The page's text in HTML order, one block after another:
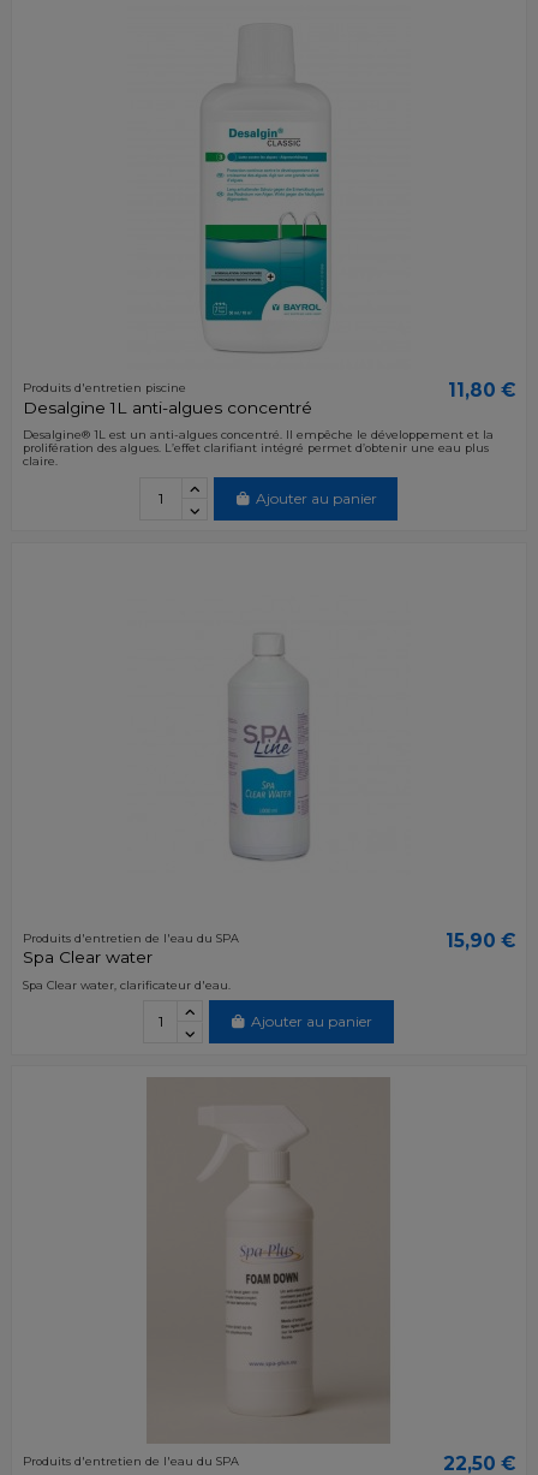
Produits d'entretien piscine
Desalgine 1L anti-algues concentré
11,80 €
Desalgine® 1L est un anti-algues concentré. Il empêche le développement et la
prolifération des algues. L’effet clarifiant intégré permet d’obtenir une eau plus
claire.
Ajouter au panier
Produits d'entretien de l'eau du SPA
Spa Clear water
15,90 €
Spa Clear water, clarificateur d'eau.
Ajouter au panier
Produits d'entretien de l'eau du SPA 22,50 €